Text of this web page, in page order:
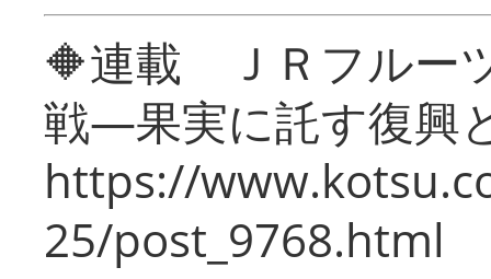
🔶連載 ＪＲフルー
戦―果実に託す復興
https://
25/post_9768.html